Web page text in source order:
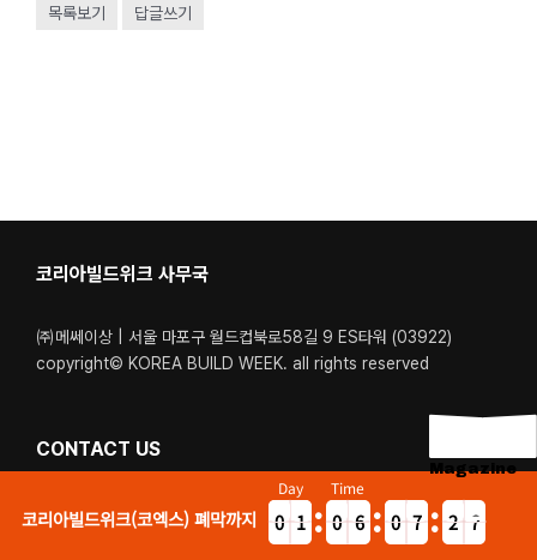
목록보기 답글쓰기
코리아빌드위크 사무국
㈜메쎄이상 | 서울 마포구 월드컵북로58길 9 ES타워 (03922)
copyright© KOREA BUILD WEEK. all rights reserved
CONTACT US
Tel. 02-6121-6400 / 1600-5340
운영시간. 월-금 : 09:00 – 18:00 (점심시간: 12:40 – 13:40)
코리아빌드위크(코엑스) 폐막까지
Day
0
9 1
0
Time
0
5 6
5 0
5 7
6 2
1 7
6
Magazine